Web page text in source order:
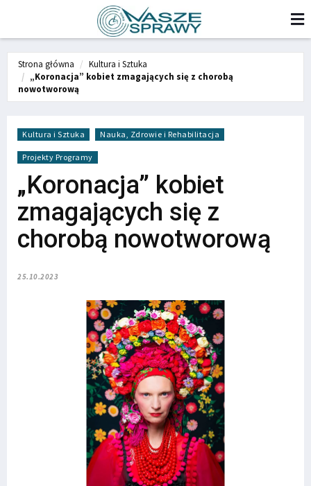
Strona główna
Kultura i Sztuka
„Koronacja” kobiet zmagających się z chorobą
nowotworową
Kultura i Sztuka Nauka, Zdrowie i Rehabilitacja
Projekty Programy
„Koronacja” kobiet
zmagających się z
chorobą nowotworową
25.10.2023